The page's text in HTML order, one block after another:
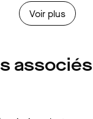
Voir plus
associés